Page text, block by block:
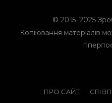
© 2015–2025
Копіювання матеріалів
ПРО САЙТ